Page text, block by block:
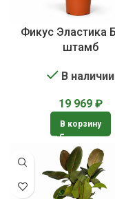
Фикус Эластика
штамб
В наличии
19 969 ₽
В корзину